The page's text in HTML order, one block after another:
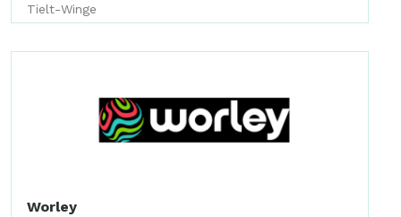
Tielt-Winge
Worley